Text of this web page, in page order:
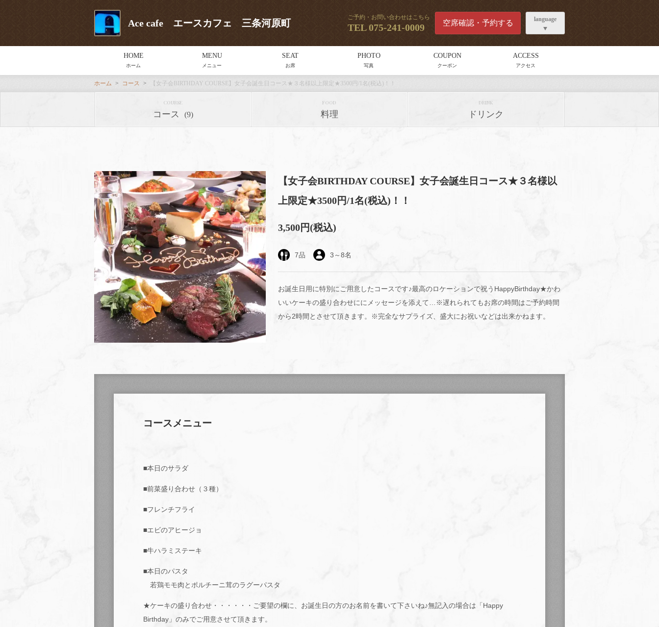
Ace cafe エースカフェ 三条河原町
ご予約・お問い合わせはこちら
TEL075-241-0009 空席確認・予約する language
HOME
ホーム
MENU
メニュー
SEAT
お席
PHOTO
写真
COUPON
クーポン
ACCESS
アクセス
ホーム コース 【女子会BIRTHDAY COURSE】女子会誕生日コース★３名様以上限定★3500円/1名(税込)！！
COURSE
コース (9)
FOOD
料理
DRINK
ドリンク
【女子会BIRTHDAY COURSE】女子会誕生日コース★３名様以
上限定★3500円/1名(税込)！！
3,500円(税込)
7品 3 ～8名
お誕生日用に特別にご用意したコースです♪最高のロケーションで祝うHappyBirthday★かわ
いいケーキの盛り合わせににメッセージを添えて…※遅れられてもお席の時間はご予約時間
から2時間とさせて頂きます。※完全なサプライズ、盛大にお祝いなどは出来かねます。
コースメニュー
■本日のサラダ
■前菜盛り合わせ（３種）
■フレンチフライ
■エビのアヒージョ
■牛ハラミステーキ
■本日のパスタ
若鶏モモ肉とポルチーニ茸のラグーパスタ
★ケーキの盛り合わせ・・・・・・ご要望の欄に、お誕生日の方のお名前を書いて下さいね♪無記入の場合は「Happy
Birthday」のみでご用意させて頂きます。